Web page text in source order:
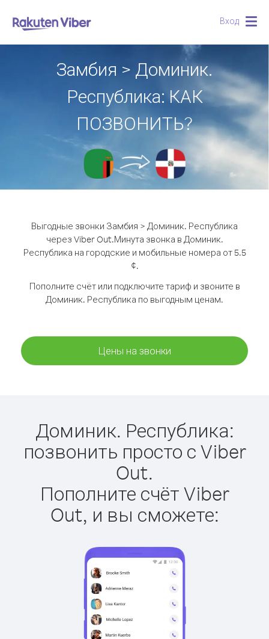
Вход
Замбия > Доминик.
Республика: КАК
ПОЗВОНИТЬ?
Выгодные звонки Замбия > Доминик. Республика
через Viber Out.Минута звонка в Доминик.
Республика на городские и мобильные номера от 5.5
¢.
Пополните счёт или подключите тариф и звоните в
Доминик. Республика по выгодным ценам.
Цены на звонки
Доминик. Республика:
позвонить просто с Viber
Out.
Пополните счёт Viber
Out, и вы сможете: